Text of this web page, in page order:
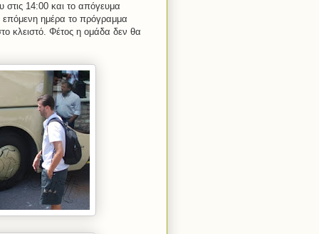
στις 14:00 και το απόγευμα
επόμενη ημέρα το πρόγραμμα
κλειστό. Φέτος η ομάδα δεν θα